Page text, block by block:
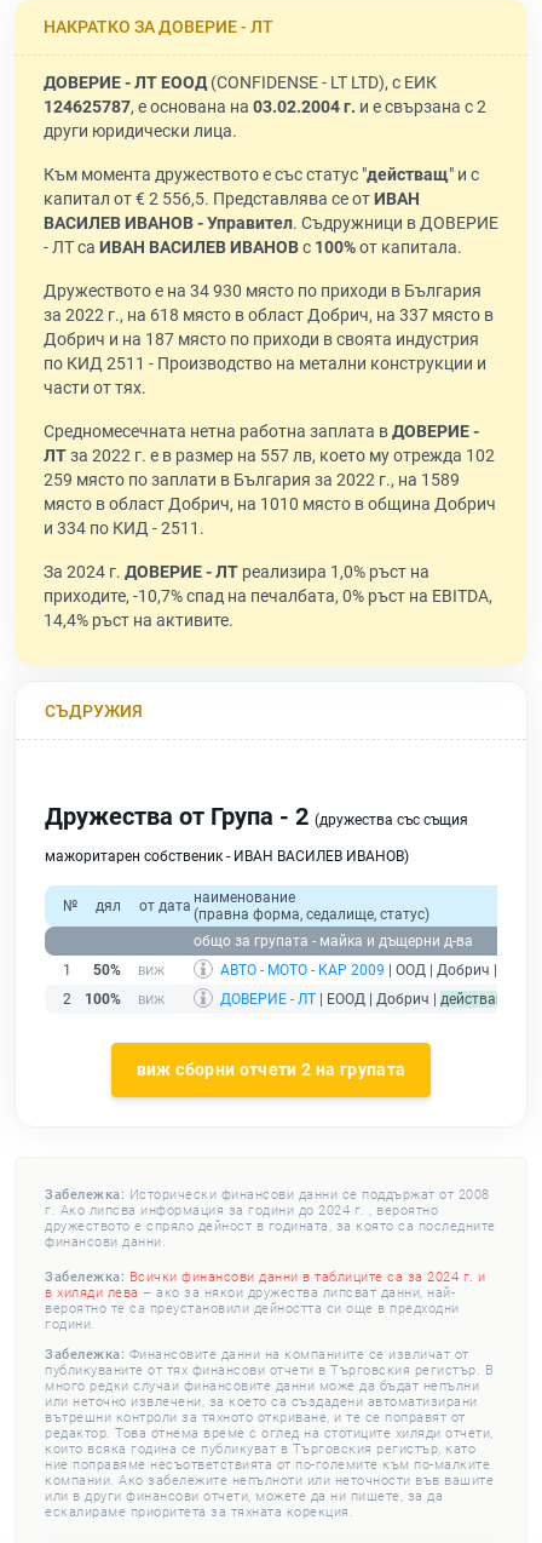
НАКРАТКО ЗА ДОВЕРИЕ - ЛТ
ДОВЕРИЕ - ЛТ ЕООД(CONFIDENSE - LT LTD), с ЕИК
124625787, е основана на 03.02.2004 г. и е свързана с 2
други юридически лица.
Към момента дружеството е със статус "действащ" и с
капитал от € 2 556,5. Представлява се отИВАН
ВАСИЛЕВ ИВАНОВ - Управител. Съдружници в ДОВЕРИЕ
- ЛТ са ИВАН ВАСИЛЕВ ИВАНОВс 100%от капитала.
Дружеството е на 34 930 място по приходи в България
за 2022 г., на 618 място в област Добрич, на 337 място в
Добрич и на 187 място по приходи в своята индустрия
по КИД 2511 - Производство на метални конструкции и
части от тях.
Средномесечната нетна работна заплата вДОВЕРИЕ -
ЛТза 2022 г. е в размер на 557 лв, което му отрежда 102
259 място по заплати в България за 2022 г., на 1589
място в област Добрич, на 1010 място в община Добрич
и 334 по КИД - 2511.
За 2024 г. ДОВЕРИЕ - ЛТ реализира 1,0% ръст на
приходите, -10,7% спад на печалбата, 0% ръст на EBITDA,
14,4% ръст на активите.
СЪДРУЖИЯ
Дружества от Група - 2 (дружества със същия
мажоритарен собственик - ИВАН ВАСИЛЕВ ИВАНОВ)
№ дял от дата наименование
(правна форма, седалище, статус)
общо за групата - майка и дъщерни д-ва
1
50% АВТО - МОТО - КАР 2009 | ООД | Добрич |
2
100% ДОВЕРИЕ - ЛТ | ЕООД | Добрич | действащ
виж сборни отчети 2 на групата
Забележка: Исторически финансови данни се поддържат от 2008
г. Ако липсва информация за години до 2024 г. , вероятно
дружеството е спряло дейност в годината, за която са последните
финансови данни.
Забележка: Всички финансови данни в таблиците са за 2024 г. и
в хиляди лева – ако за някои дружества липсват данни, най-
вероятно те са преустановили дейността си още в предходни
години.
Забележка: Финансовите данни на компаниите се извличат от
публикуваните от тях финансови отчети в Търговския регистър. В
много редки случаи финансовите данни може да бъдат непълни
или неточно извлечени, за което са създадени автоматизирани
вътрешни контроли за тяхното откриване, и те се поправят от
редактор. Това отнема време с оглед на стотиците хиляди отчети,
които всяка година се публикуват в Търговския регистър, като
ние поправяме несъответствията от по-големите към по-малките
компании. Ако забележите непълноти или неточности във вашите
или в други финансови отчети, можете да ни пишете, за да
ескалираме приоритета за тяхната корекция.